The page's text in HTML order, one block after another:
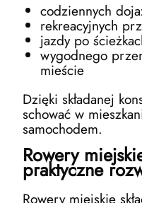
codziennych
rekreacyjnych
jazdy po
wygodnego
mieście
Dzięki składanej
schować w
samochodem.
Rowery
praktyczne